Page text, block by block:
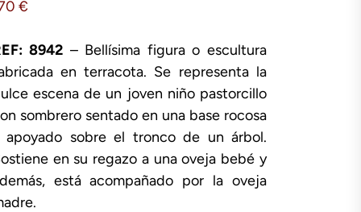
€
8942 – Bellísima figura o escultura
en terracota. Se representa la
escena de un joven niño pastorcillo
sombrero sentado en una base rocosa
apoyado sobre el tronco de un árbol.
en su regazo a una oveja bebé y
está acompañado por la oveja